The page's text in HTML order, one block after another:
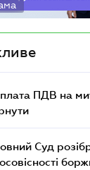
ПДВ на
Суд